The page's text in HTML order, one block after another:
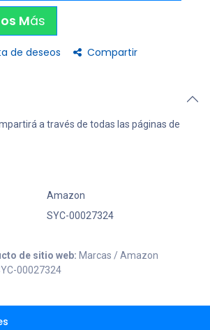
Más
de deseos Compartir
a través de todas las páginas de
Amazon
SYC-00027324
de sitio web: Marcas / Amazon
00027324